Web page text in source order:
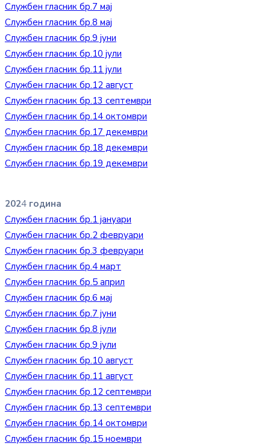
Службен гласник бр.7 мај
Службен гласник бр.8 мај
Службен гласник бр.9 јуни
Службен гласник бр.10 јули
Службен гласник бр.11 јули
Службен гласник бр.12 август
Службен гласник бр.13 септември
Службен гласник бр.14 октомври
Службен гласник бр.17 декември
Службен гласник бр.18 декември
Службен гласник бр.19 декември
2024 година
Службен гласник бр.1 јануари
Службен гласник бр.2 февруари
Службен гласник бр.3 февруари
Службен гласник бр.4 март
Службен гласник бр.5 април
Службен гласник бр.6 мај
Службен гласник бр.7 јуни
Службен гласник бр.8 јули
Службен гласник бр.9 јули
Службен гласник бр.10 август
Службен гласник бр.11 август
Службен гласник бр.12 септември
Службен гласник бр.13 септември
Службен гласник бр.14 октомври
Службен гласник бр.15 ноември